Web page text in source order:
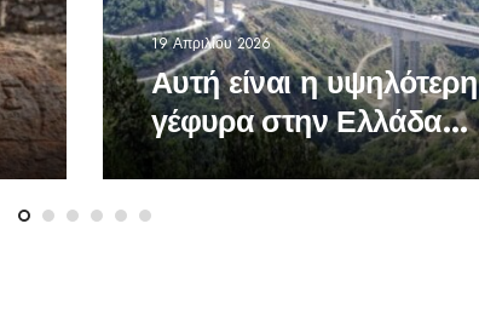
19 Απριλίου 2026
Αυτή είναι η υψηλότερη
γέφυρα στην Ελλάδα
-Σε ποια περιοχή